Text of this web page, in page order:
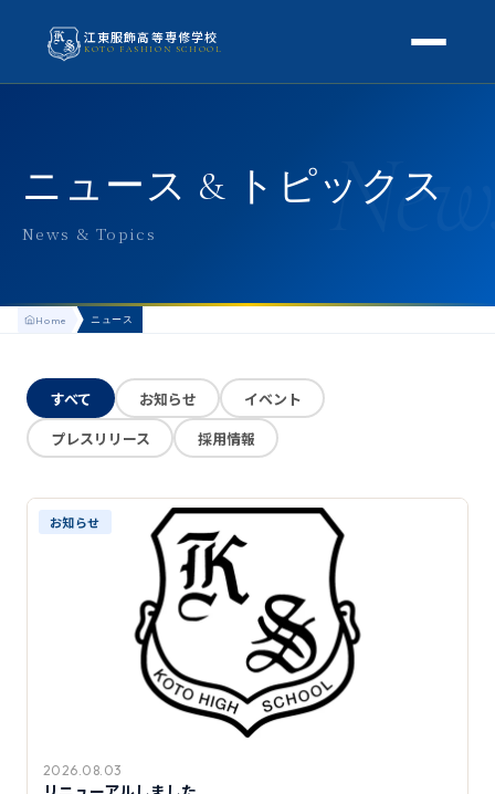
江東服飾高等専修学校
KOTO FASHION SCHOOL
アクセス
よくある質問
スクールライフ
生徒の1日
KOTO COLLECTION
卒業生インタビュー
募集要項
学費・助成金
推薦制度
転入学・編入学
オープンキャンパス
ニュース & トピックス
News & Topics
Home ニュース
すべて お知らせ
イベント
プレスリリース
採用情報
お知らせ
2026.08.03